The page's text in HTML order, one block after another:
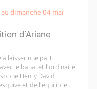
dimanche 04 mai
d'Ariane
à laisser une part
le banal et l’ordinaire
Henry David
et de l’équilibre...